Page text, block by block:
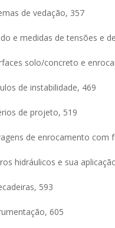
de vedação, 357
e medidas de tensões e
solo/concreto e
de instabilidade, 469
de projeto, 519
de enrocamento com
hidráulicos e sua
593
605